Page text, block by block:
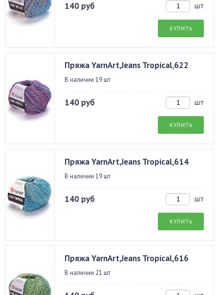
140 руб шт
КУПИТЬ
Пряжа YarnArt,Jeans Tropical,622
В наличии 19 шт
140 руб шт
КУПИТЬ
Пряжа YarnArt,Jeans Tropical,614
В наличии 19 шт
140 руб шт
КУПИТЬ
Пряжа YarnArt,Jeans Tropical,616
В наличии 21 шт